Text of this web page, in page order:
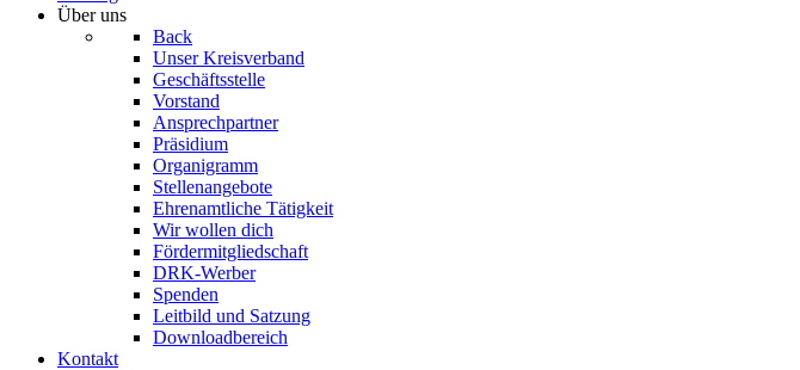
Über uns
Back
Unser Kreisverband
Geschäftsstelle
Vorstand
Ansprechpartner
Präsidium
Organigramm
Stellenangebote
Ehrenamtliche Tätigkeit
Wir wollen dich
Fördermitgliedschaft
DRK-Werber
Spenden
Leitbild und Satzung
Downloadbereich
Kontakt